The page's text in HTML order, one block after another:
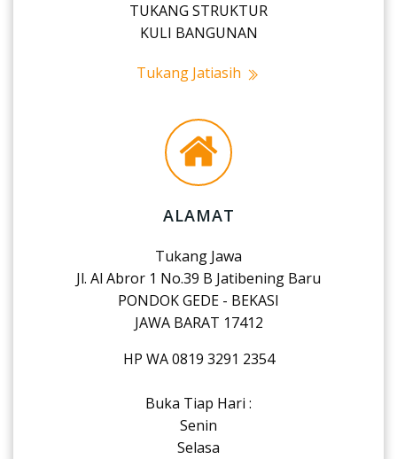
TUKANG STRUKTUR
KULI BANGUNAN
Tukang Jatiasih
ALAMAT
Tukang Jawa
Jl. Al Abror 1 No.39 B Jatibening Baru
PONDOK GEDE - BEKASI
JAWA BARAT 17412
HP WA 0819 3291 2354
Buka Tiap Hari :
Senin
Selasa